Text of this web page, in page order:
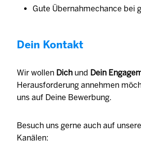
Gute Übernahmechance bei
Dein Kontakt
Wir wollen Dich und Dein
Herausforderung annehmen
uns auf Deine Bewerbung.
Besuch uns gerne auch auf
Kanälen: